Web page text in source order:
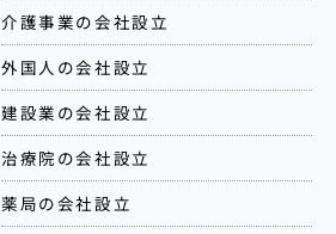
介護事業の会社設立
外国人の会社設立
建設業の会社設立
治療院の会社設立
薬局の会社設立